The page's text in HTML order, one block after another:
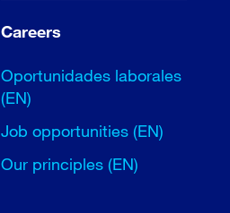
Careers
Oportunidades laborales
(EN)
Job opportunities (EN)
Our principles (EN)